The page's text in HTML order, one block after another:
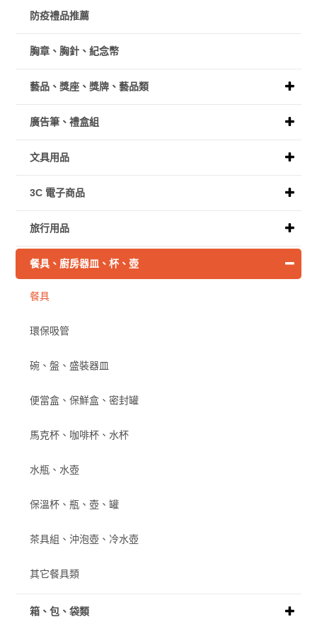
防疫禮品推薦
胸章、胸針、紀念幣
藝品、獎座、獎牌、藝品類
廣告筆、禮盒組
文具用品
3C 電子商品
旅行用品
餐具、廚房器皿、杯、壺
餐具
環保吸管
碗、盤、盛裝器皿
便當盒、保鮮盒、密封罐
馬克杯、咖啡杯、水杯
水瓶、水壺
保溫杯、瓶、壺、罐
茶具組、沖泡壺、冷水壺
其它餐具類
箱、包、袋類